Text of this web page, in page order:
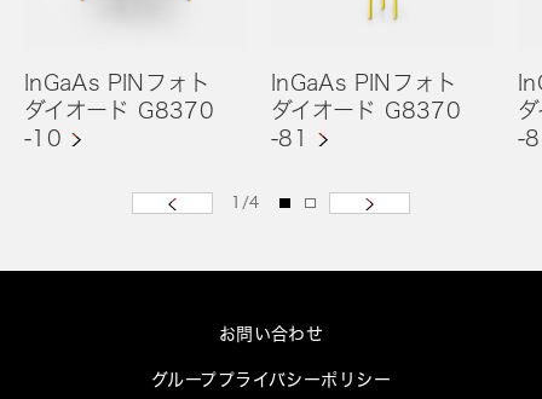
InGaAs PINフォト
ダイオード G8370
-10
InGaAs PINフォト
ダイオード G8370
-81
-
1 /4
お問い合わせ
グループプライバシーポリシー